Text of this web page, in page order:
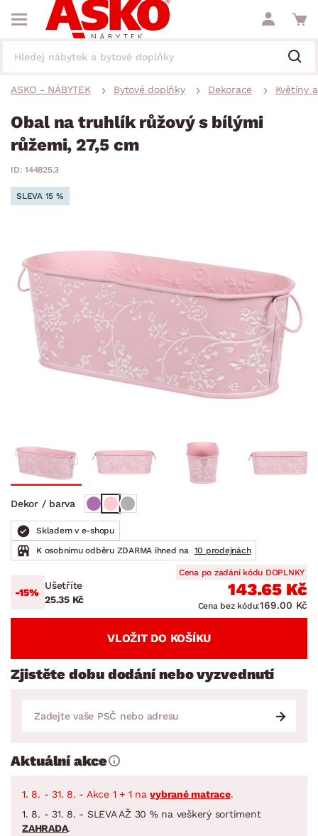
ASKO - NÁBYTEK Bytové doplňky Dekorace Květiny
Obal na truhlík růžový s bílými
růžemi, 27,5 cm
ID: 144825.3
SLEVA 15 %
Dekor / barva
Skladem v e-shopu
K osobnímu odběru ZDARMA ihned na
10 prodejnách
-15%
Ušetříte
25.35 Kč
Cena po zadání kódu DOPLNKY
143.65 Kč
Cena bez kódu:169.00 Kč
VLOŽIT DO KOŠÍKU
Zjistěte dobu dodání nebo vyzvednutí
Aktuální akce
1. 8. - 31. 8. - Akce 1 + 1 navybrané matrace.
1. 8. - 31. 8. - SLEVA AŽ 30 % na veškerý sortiment
ZAHRADA.